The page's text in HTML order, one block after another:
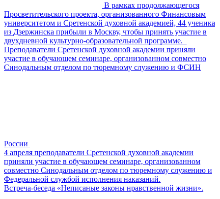
В рамках продолжающегося
Просветительского проекта, организованного Финансовым
университетом и Сретенской духовной академией, 44 ученика
из Дзержинска прибыли в Москву, чтобы принять участие в
двухдневной культурно-образовательной программе.
Преподаватели Сретенской духовной академии приняли
участие в обучающем семинаре, организованном совместно
Синодальным отделом по тюремному служению и ФСИН
России
4 апреля преподаватели Сретенской духовной академии
приняли участие в обучающем семинаре, организованном
совместно Синодальным отделом по тюремному служению и
Федеральной службой исполнения наказаний.
Встреча-беседа «Неписаные законы нравственной жизни».